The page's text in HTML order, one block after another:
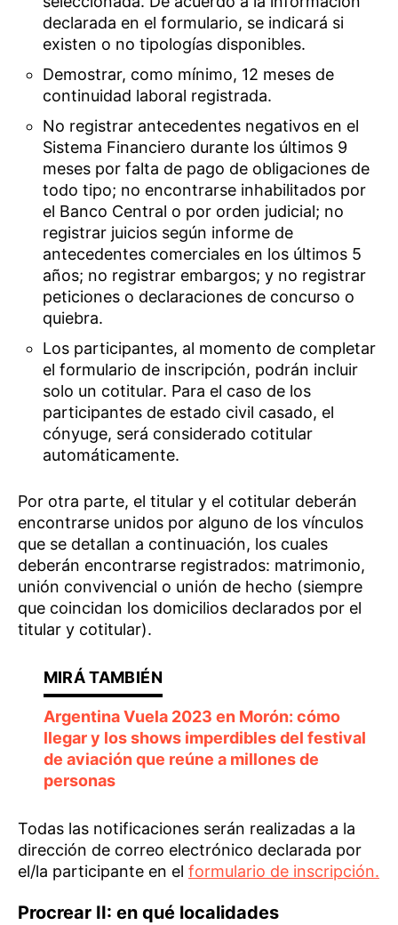
declarada en el formulario, se indicará si
existen o no tipologías disponibles.
Demostrar, como mínimo, 12 meses de
continuidad laboral registrada.
No registrar antecedentes negativos en el
Sistema Financiero durante los últimos 9
meses por falta de pago de obligaciones de
todo tipo; no encontrarse inhabilitados por
el Banco Central o por orden judicial; no
registrar juicios según informe de
antecedentes comerciales en los últimos 5
años; no registrar embargos; y no registrar
peticiones o declaraciones de concurso o
quiebra.
Los participantes, al momento de completar
el formulario de inscripción, podrán incluir
solo un cotitular. Para el caso de los
participantes de estado civil casado, el
cónyuge, será considerado cotitular
automáticamente.
Por otra parte, el titular y el cotitular deberán
encontrarse unidos por alguno de los vínculos
que se detallan a continuación, los cuales
deberán encontrarse registrados: matrimonio,
unión convivencial o unión de hecho (siempre
que coincidan los domicilios declarados por el
titular y cotitular).
Argentina Vuela 2023 en Morón: cómo
llegar y los shows imperdibles del festival
de aviación que reúne a millones de
personas
Todas las notificaciones serán realizadas a la
dirección de correo electrónico declarada por
el/la participante en el formulario de inscripción.
Procrear II: en qué localidades